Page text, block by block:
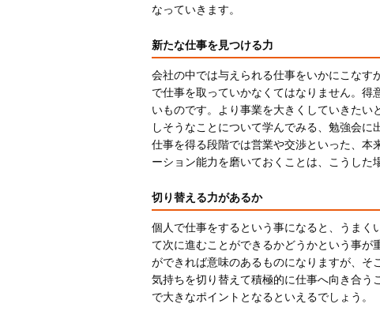
なっていきます。
新たな仕事を見つける力
会社の中では与えられる仕事をいかにこな
で仕事を取っていかなくてはなりません。得
いものです。より事業を大きくしていきた
しそうなことについて学んでみる、勉強会に
仕事を得る段階では営業や交渉といった、本
ーション能力を磨いておくことは、こうした
切り替える力があるか
個人で仕事をするという事になると、うまく
て次に進むことができるかどうかという事が
ができれば意味のあるものになりますが、そ
気持ちを切り替えて積極的に仕事へ向き合う
で大きなポイントとなるといえるでしょう。